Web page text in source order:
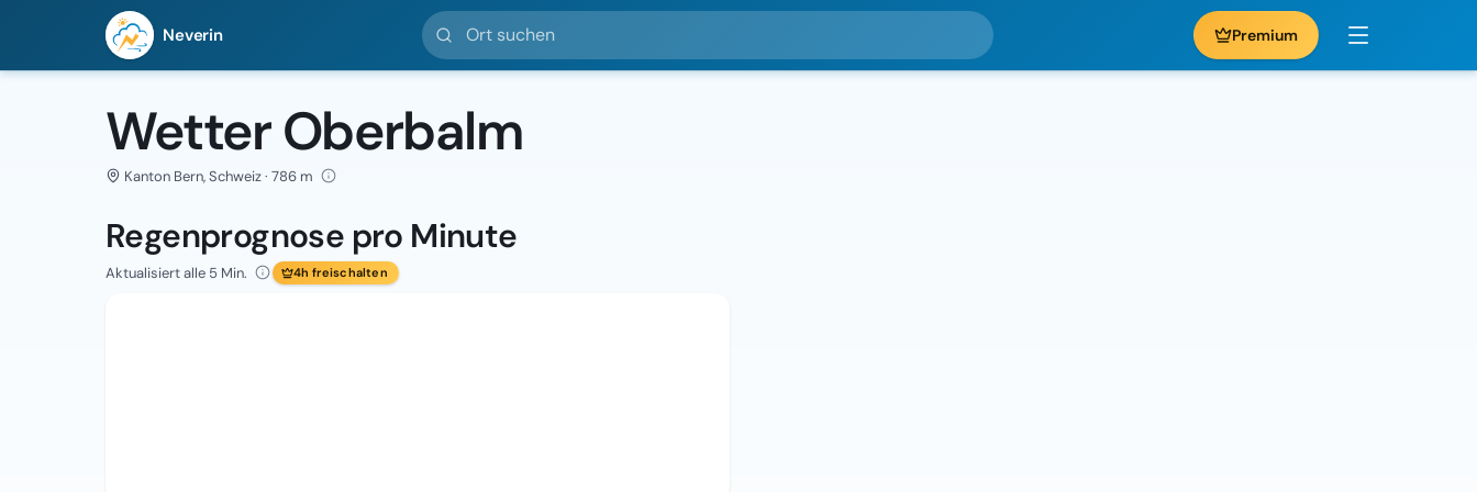
Neverin
Ort suchen
Premium
Wetter Oberbalm
Kanton Bern, Schweiz · 786 m
Regenprognose pro Minute
Aktualisiert alle 5 Min. 4h freischalten